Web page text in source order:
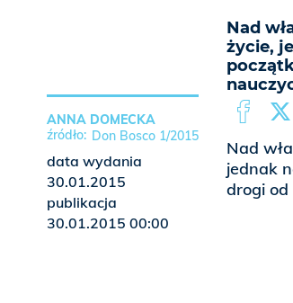
Nad
życie,
Nad
jednak
drogi
ANNA DOMECKA
Don Bosco 1/2015
data wydania
30.01.2015
publikacja
30.01.2015 00:00